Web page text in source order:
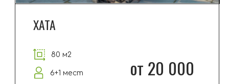
ДАЧА